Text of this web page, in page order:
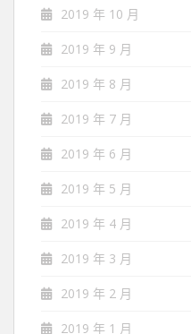
2019 年 10 月
2019 年 9 月
2019 年 8 月
2019 年 7 月
2019 年 6 月
2019 年 5 月
2019 年 4 月
2019 年 3 月
2019 年 2 月
2019 年 1 月